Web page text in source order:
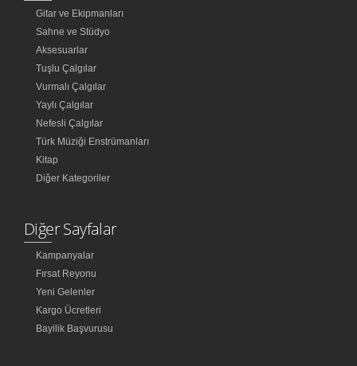
Gitar ve Ekipmanları
Sahne ve Stüdyo
Aksesuarlar
Tuşlu Çalgılar
Vurmalı Çalgılar
Yaylı Çalgılar
Nefesli Çalgılar
Türk Müziği Enstrümanları
Kitap
Diğer Kategoriler
Diğer Sayfalar
Kampanyalar
Fırsat Reyonu
Yeni Gelenler
Kargo Ücretleri
Bayilik Başvurusu